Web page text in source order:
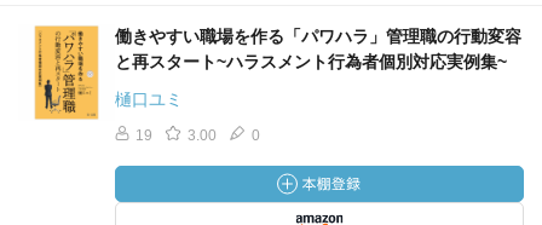
働きやすい職場を作る「パワハラ」管理職の行動変容
と再スタート~ハラスメント行為者個別対応実例集~
樋口ユミ
19 3.00 0